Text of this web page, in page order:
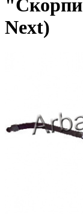
Next)